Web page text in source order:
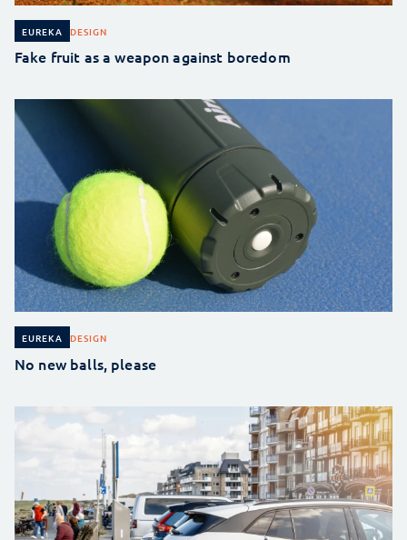
EUREKA DESIGN
Fake fruit as a weapon against boredom
EUREKA DESIGN
No new balls, please